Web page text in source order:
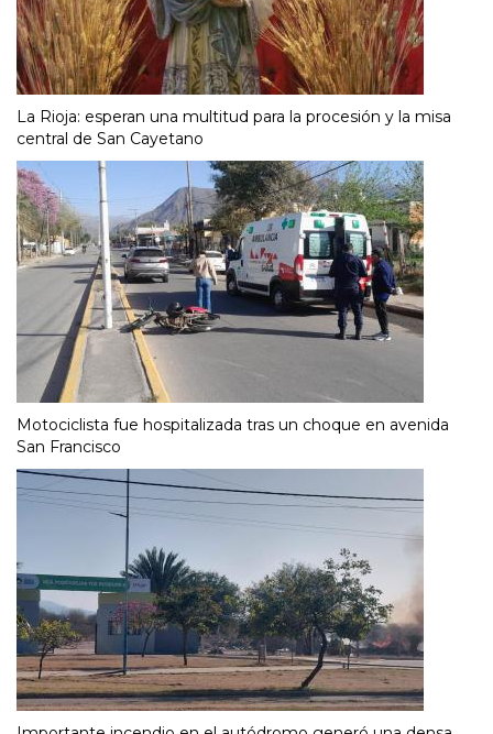
La Rioja: esperan una multitud para la procesión y la misa
central de San Cayetano
Motociclista fue hospitalizada tras un choque en avenida
San Francisco